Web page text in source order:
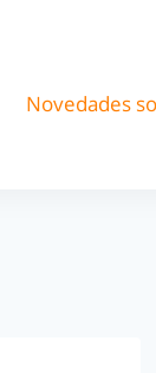
Novedades